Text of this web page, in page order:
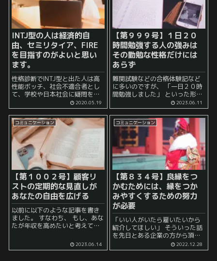
INTJ型の人は経済的自
由、セミリタイア、FIRE
を目指すのがよいと思い
ます。
性格診断でINTJ型と出た人は高
性能ボッチ、社会不適合者とし
て、学校や日本社会に疑問を抱
いて日々を生きている人も多
く、FIREする動機が比較的強い
のではないかと思います。私も
数少ない(？)INTJの女性として
このような人たちは経済的自由
を手にするのがよいと考えてい
ます。
2020.05.19
【第９９９号】１日２０
時間勉強する人の強みは
その勤勉な性格だけには
あらず
難関試験などの合格体験記など
に多いのですが、 「一日２０時
間勉強しました」 といった形
で、非常に長い時間を勉強に充
てたことに言及する人が時折い
ます。 そのほとんどは学生で
す。 特に就職活動の場面におい
ては、 ...
2023.06.11
コミュニケーション
【第１００２号】顧客リ
ストの定期的な見直しが
あなたの自由を広げる
以前に以下のような記事を書き
ました。 すなわち、 もし、あな
たが年収を高めたいと考えてい
ととしては、抽象的には 顧客リ
ストに記載されている名前の数
2023.06.14
コミュニケーション
【第８３４号】良縁をつ
かむためには、縁をつか
みやすくするための努力
が必要
「いい人がいたら雇いたいから
紹介してほしい」 そういった話
を先日とある企業の方から頂き
もあるため、私の方で規制に引
2022.12.28